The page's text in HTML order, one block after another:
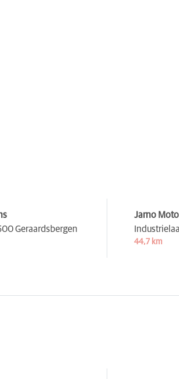
Geraardsbergen
Jarno
44,7 km